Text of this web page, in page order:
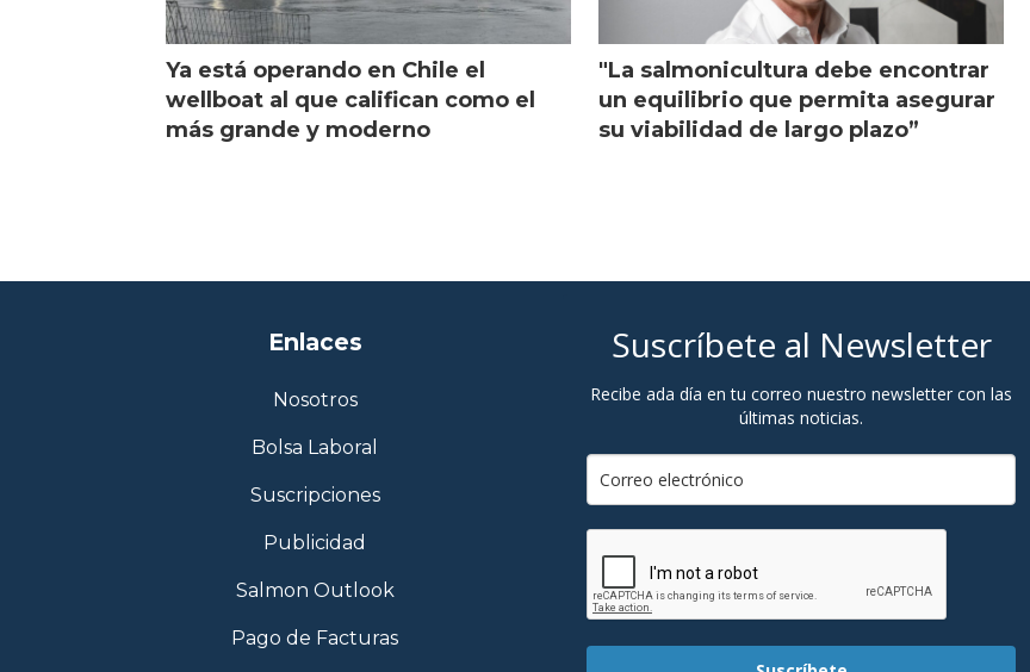
Ya está operando en Chile el
wellboat al que califican como el
más grande y moderno
"La salmonicultura debe encontrar
un equilibrio que permita asegurar
su viabilidad de largo plazo”
Enlaces
Nosotros
Bolsa Laboral
Suscripciones
Publicidad
Salmon Outlook
Pago de Facturas
Suscríbete al Newsletter
Recibe ada día en tu correo nuestro newsletter con las
últimas noticias.